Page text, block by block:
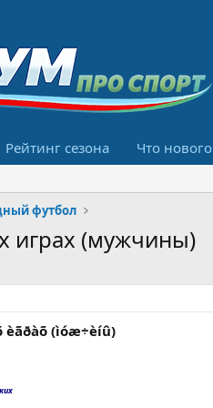
Рейтинг сезона Что нового
футбол
играх (мужчины)
èãðàõ (ìóæ÷èíû)